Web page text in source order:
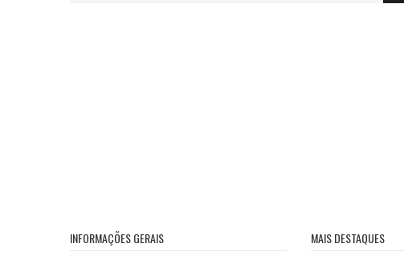
INFORMAÇÕES GERAIS MAIS DESTAQUES